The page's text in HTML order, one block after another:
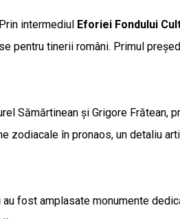
intermediul Eforiei Fondului
pentru tinerii români. Primul
Sămărtinean și Grigore Frătean,
zodiacale în pronaos, un detaliu
fost amplasate monumente